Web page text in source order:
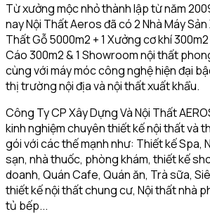
Từ xưởng mộc nhỏ thành lập từ năm
nay Nội Thất Aeros đã có 2 Nhà Máy
Thất Gỗ 5000m2 + 1 Xưởng cơ khí
Cáo 300m2 & 1 Showroom nội thất
cùng với máy móc công nghệ hiện đại
thị trường nội địa và nội thất xuất khẩu.
Công Ty CP Xây Dựng Và Nội Thất
kinh nghiệm chuyên thiết kế nội thất và
gói với các thế mạnh như: Thiết kế Spa,
sạn, nhà thuốc, phòng khám, thiết kế
doanh, Quán Cafe, Quán ăn, Trà sữa,
thiết kế nội thất chung cư, Nội thất nhà
tủ bếp...